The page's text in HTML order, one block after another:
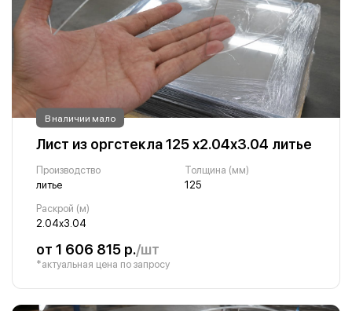
В наличии мало
Лист из оргстекла 125 х2.04х3.04 литье
Производство
литье
Толщина (мм)
125
Раскрой (м)
2.04х3.04
от 1 606 815 р./шт
*актуальная цена по запросу